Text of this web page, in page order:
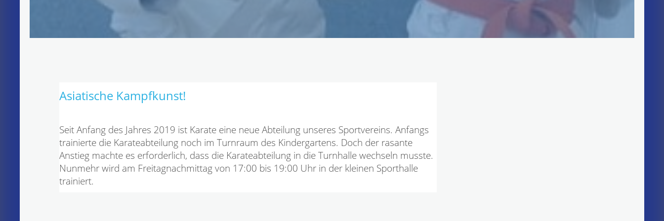
Asiatische Kampfkunst!
Seit Anfang des Jahres 2019 ist Karate eine neue Abteilung unseres Sportvereins. Anfangs
trainierte die Karateabteilung noch im Turnraum des Kindergartens. Doch der rasante
Anstieg machte es erforderlich, dass die Karateabteilung in die Turnhalle wechseln musste.
Nunmehr wird am Freitagnachmittag von 17:00 bis 19:00 Uhr in der kleinen Sporthalle
trainiert.